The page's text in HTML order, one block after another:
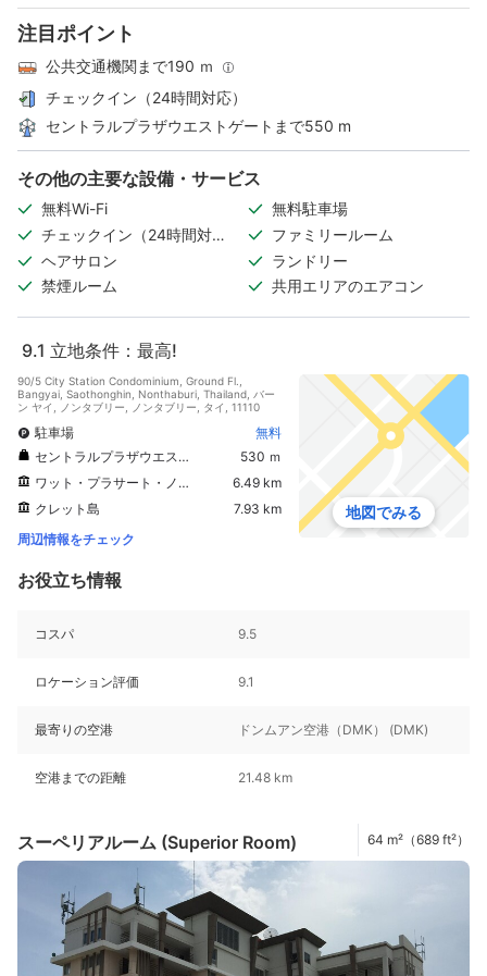
注目ポイント
公共交通機関まで190 ｍ
チェックイン（24時間対応）
セントラルプラザウエストゲートまで550 m
その他の主要な設備・サービス
無料Wi-Fi
無料駐車場
チェックイン（24時間対
応）
ファミリールーム
ヘアサロン
ランドリー
禁煙ルーム
共用エリアのエアコン
9.1 立地条件：最高!
90/5 City Station Condominium, Ground Fl.,
Bangyai, Saothonghin, Nonthaburi, Thailand, バー
ン ヤイ, ノンタブリー, ノンタブリー, タイ, 11110
駐車場
無料
セントラルプラザウエストゲート
530 ｍ
ワット・プラサート・ノンタブリー
6.49 km
クレット島
7.93 km
周辺情報をチェック
地図でみる
お役立ち情報
コスパ 9.5
ロケーション評価 9.1
最寄りの空港 ドンムアン空港（DMK） (DMK)
空港までの距離 21.48 km
スーペリアルーム (Superior Room) 64 m²（689 ft²）